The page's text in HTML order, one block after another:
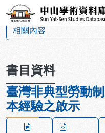
跳到主要內容
中山學術資
相關內容
書目資料
臺灣非典型勞動
本經驗之啟示